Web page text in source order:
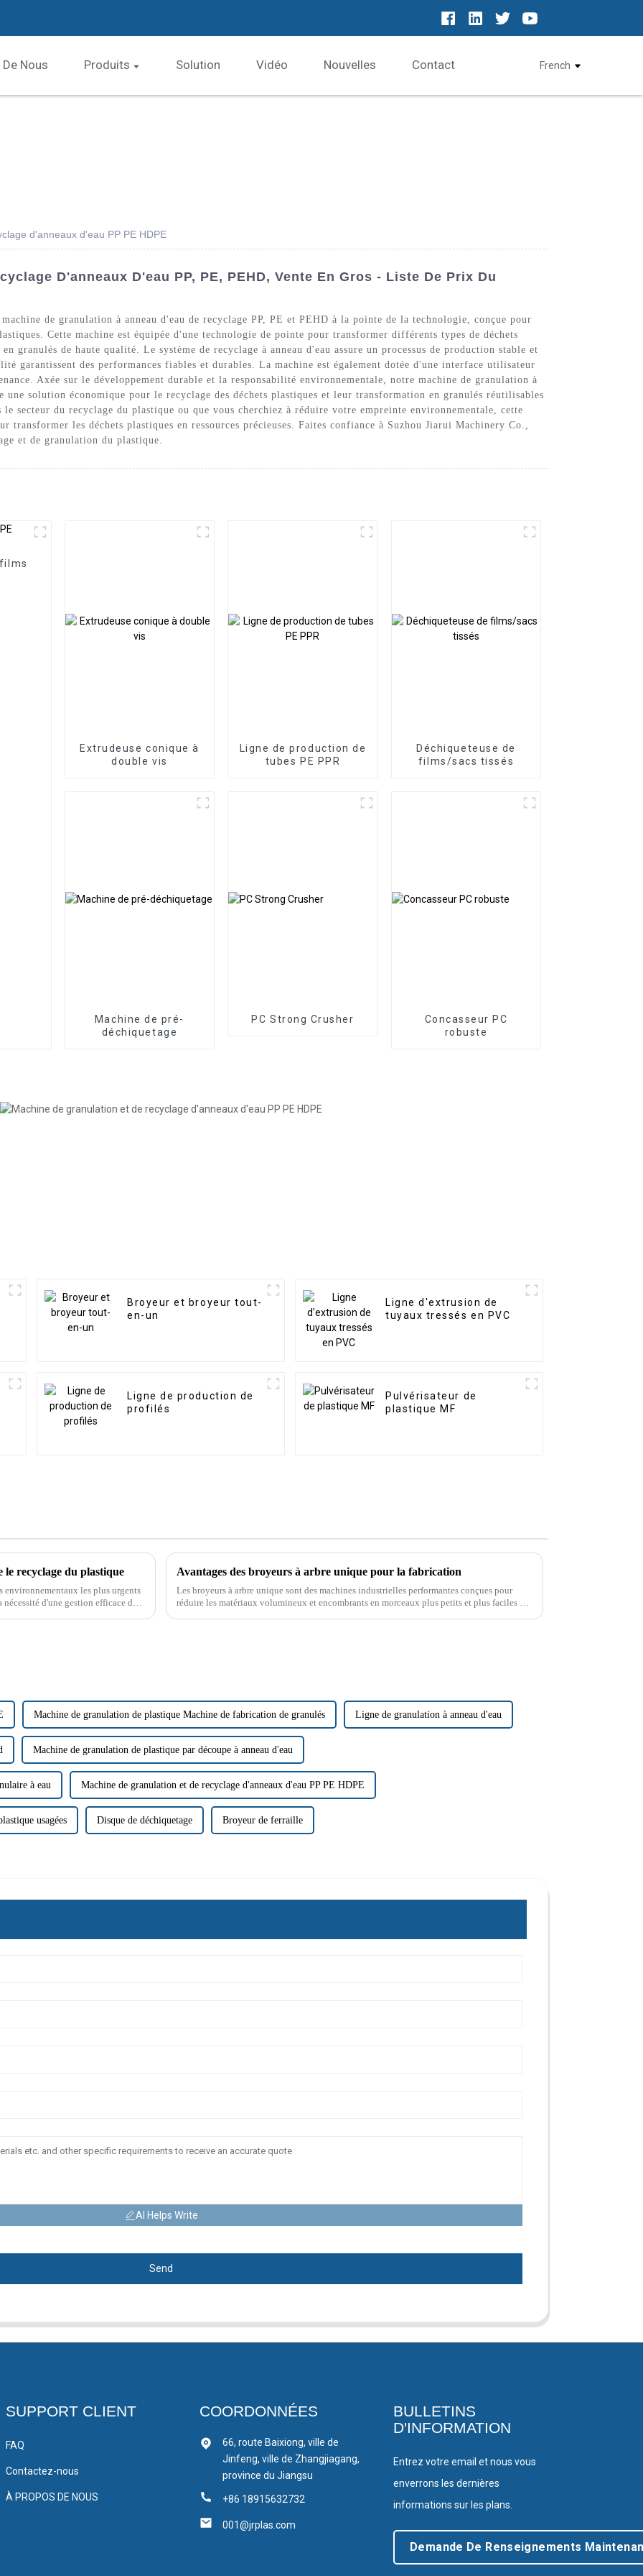
Nous Produits Solution Vidéo Nouvelles Contact French
d'anneaux d'eau PP PE HDPE
D'anneaux D'eau PP, PE, PEHD, Vente En Gros - Liste De Prix Du
de granulation à anneau d'eau de recyclage PP, PE et PEHD à la pointe de la technologie, conçue pour
Cette machine est équipée d'une technologie de pointe pour transformer différents types de déchets
granulés de haute qualité. Le système de recyclage à anneau d'eau assure un processus de production stable et
garantissent des performances fiables et durables. La machine est également dotée d'une interface utilisateur
Axée sur le développement durable et la responsabilité environnementale, notre machine de granulation à
une solution économique pour le recyclage des déchets plastiques et leur transformation en granulés réutilisables
secteur du recyclage du plastique ou que vous cherchiez à réduire votre empreinte environnementale, cette
les déchets plastiques en ressources précieuses. Faites confiance à Suzhou Jiarui Machinery Co.,
et de granulation du plastique.
Extrudeuse conique à
double vis
Ligne de production de
tubes PE PPR
Déchiqueteuse de
films/sacs tissés
Machine de pré-
déchiquetage
PC Strong Crusher
Concasseur PC
robuste
Broyeur et broyeur tout-
en-un
Ligne d'extrusion de
tuyaux tressés en PVC
Ligne de production de
profilés
Pulvérisateur de
plastique MF
recyclage du plastique
environnementaux les plus urgents
d'une gestion efficace des
Avantages des broyeurs à arbre unique pour la fabrication
Les broyeurs à arbre unique sont des machines industrielles performantes conçues pour
réduire les matériaux volumineux et encombrants en morceaux plus petits et plus faciles à
Machine de granulation de plastique Machine de fabrication de granulés Ligne de granulation à anneau d'eau
Machine de granulation de plastique par découpe à anneau d'eau
à eau Machine de granulation et de recyclage d'anneaux d'eau PP PE HDPE
usagées Disque de déchiquetage Broyeur de ferraille
AI Helps Write
Send
SUPPORT CLIENT
FAQ
Contactez-nous
À PROPOS DE NOUS
COORDONNÉES
66, route Baixiong, ville de
Jinfeng, ville de Zhangjiagang,
province du Jiangsu
+86 18915632732
001@jrplas.com
BULLETINS
D'INFORMATION
Entrez votre email et nous vous
enverrons les dernières
informations sur les plans.
Demande De Renseignements